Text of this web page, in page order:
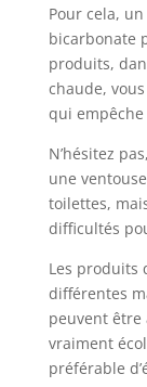
Pour cela,
bicarbonate
produits,
chaude,
qui
N’hésitez
une
toilettes,
difficultés
Les produits
différentes
peuvent être
vraiment
préférable